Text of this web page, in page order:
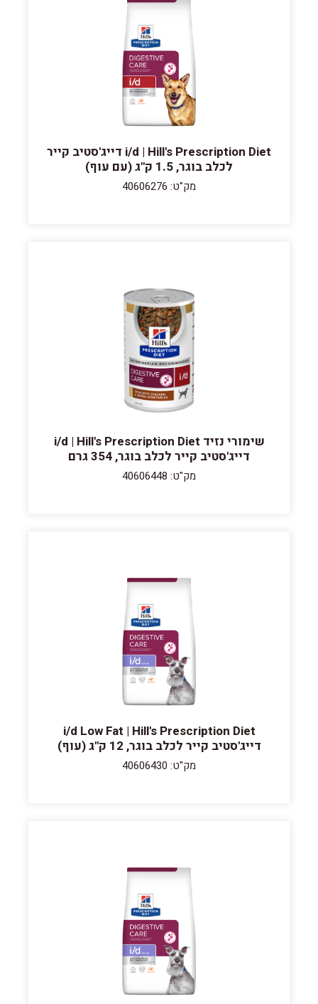
i/d | Hill's Prescription Diet דייג'סטיב קייר
לכלב בוגר, 1.5 ק"ג (עם עוף)
מק"ט: 40606276
שימורי נזיד i/d | Hill's Prescription Diet
דייג'סטיב קייר לכלב בוגר, 354 גרם
מק"ט: 40606448
i/d Low Fat | Hill's Prescription Diet
דייג'סטיב קייר לכלב בוגר, 12 ק"ג (עוף)
מק"ט: 40606430